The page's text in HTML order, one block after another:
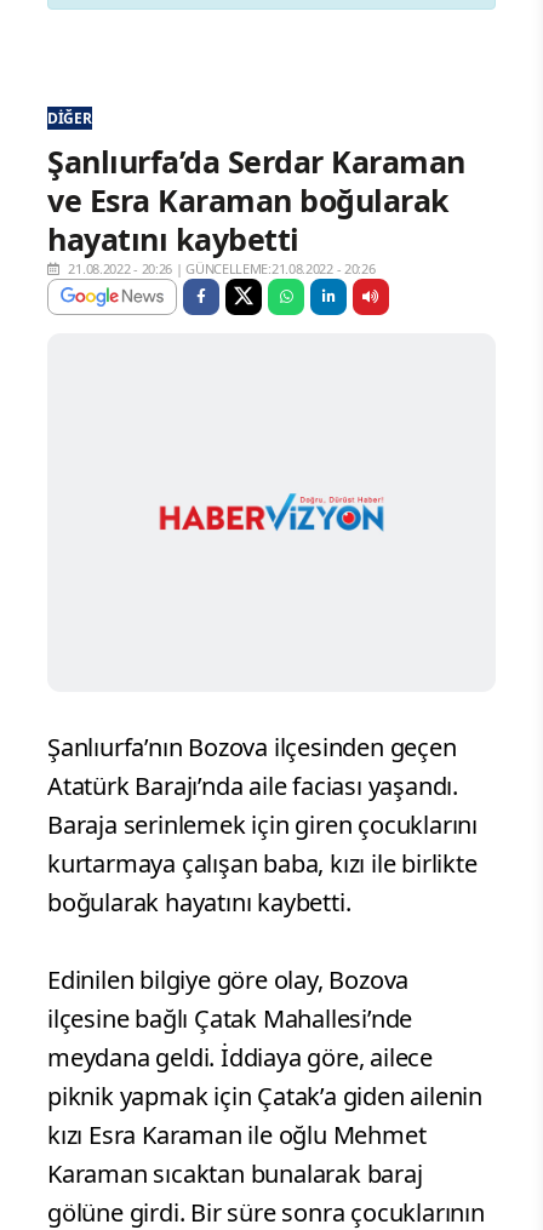
DIĞER
Şanlıurfa’da Serdar Karaman
ve Esra Karaman boğularak
hayatını kaybetti
21.08.2022 - 20:26 |GÜNCELLEME:21.08.2022 - 20:26
Şanlıurfa’nın Bozova ilçesinden geçen
Atatürk Barajı’nda aile faciası yaşandı.
Baraja serinlemek için giren çocuklarını
kurtarmaya çalışan baba, kızı ile birlikte
boğularak hayatını kaybetti.
Edinilen bilgiye göre olay, Bozova
ilçesine bağlı Çatak Mahallesi’nde
meydana geldi. İddiaya göre, ailece
piknik yapmak için Çatak’a giden ailenin
kızı Esra Karaman ile oğlu Mehmet
Karaman sıcaktan bunalarak baraj
gölüne girdi. Bir süre sonra çocuklarının